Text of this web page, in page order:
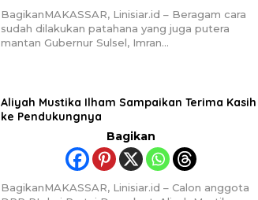
BagikanMAKASSAR, Linisiar.id – Beragam cara
sudah dilakukan patahana yang juga putera
mantan Gubernur Sulsel, Imran…
Aliyah Mustika Ilham Sampaikan Terima Kasih
ke Pendukungnya
Bagikan
BagikanMAKASSAR, Linisiar.id – Calon anggota